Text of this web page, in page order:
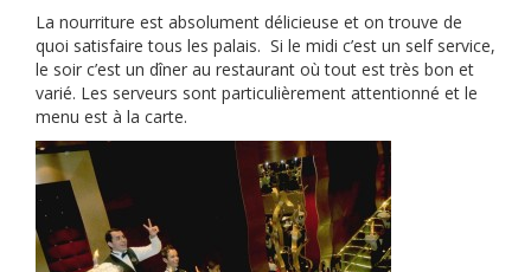
La nourriture est absolument délicieuse et on trouve de
quoi satisfaire tous les palais. Si le midi c’est un self service,
le soir c’est un dîner au restaurant où tout est très bon et
varié. Les serveurs sont particulièrement attentionné et le
menu est à la carte.